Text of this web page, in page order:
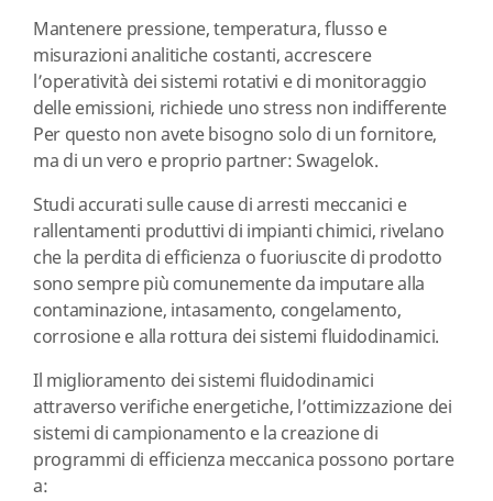
Mantenere pressione, temperatura, flusso e
misurazioni analitiche costanti, accrescere
l’operatività dei sistemi rotativi e di monitoraggio
delle emissioni, richiede uno stress non indifferente
Per questo non avete bisogno solo di un fornitore,
ma di un vero e proprio partner: Swagelok.
Studi accurati sulle cause di arresti meccanici e
rallentamenti produttivi di impianti chimici, rivelano
che la perdita di efficienza o fuoriuscite di prodotto
sono sempre più comunemente da imputare alla
contaminazione, intasamento, congelamento,
corrosione e alla rottura dei sistemi fluidodinamici.
Il miglioramento dei sistemi fluidodinamici
attraverso verifiche energetiche, l’ottimizzazione dei
sistemi di campionamento e la creazione di
programmi di efficienza meccanica possono portare
a: